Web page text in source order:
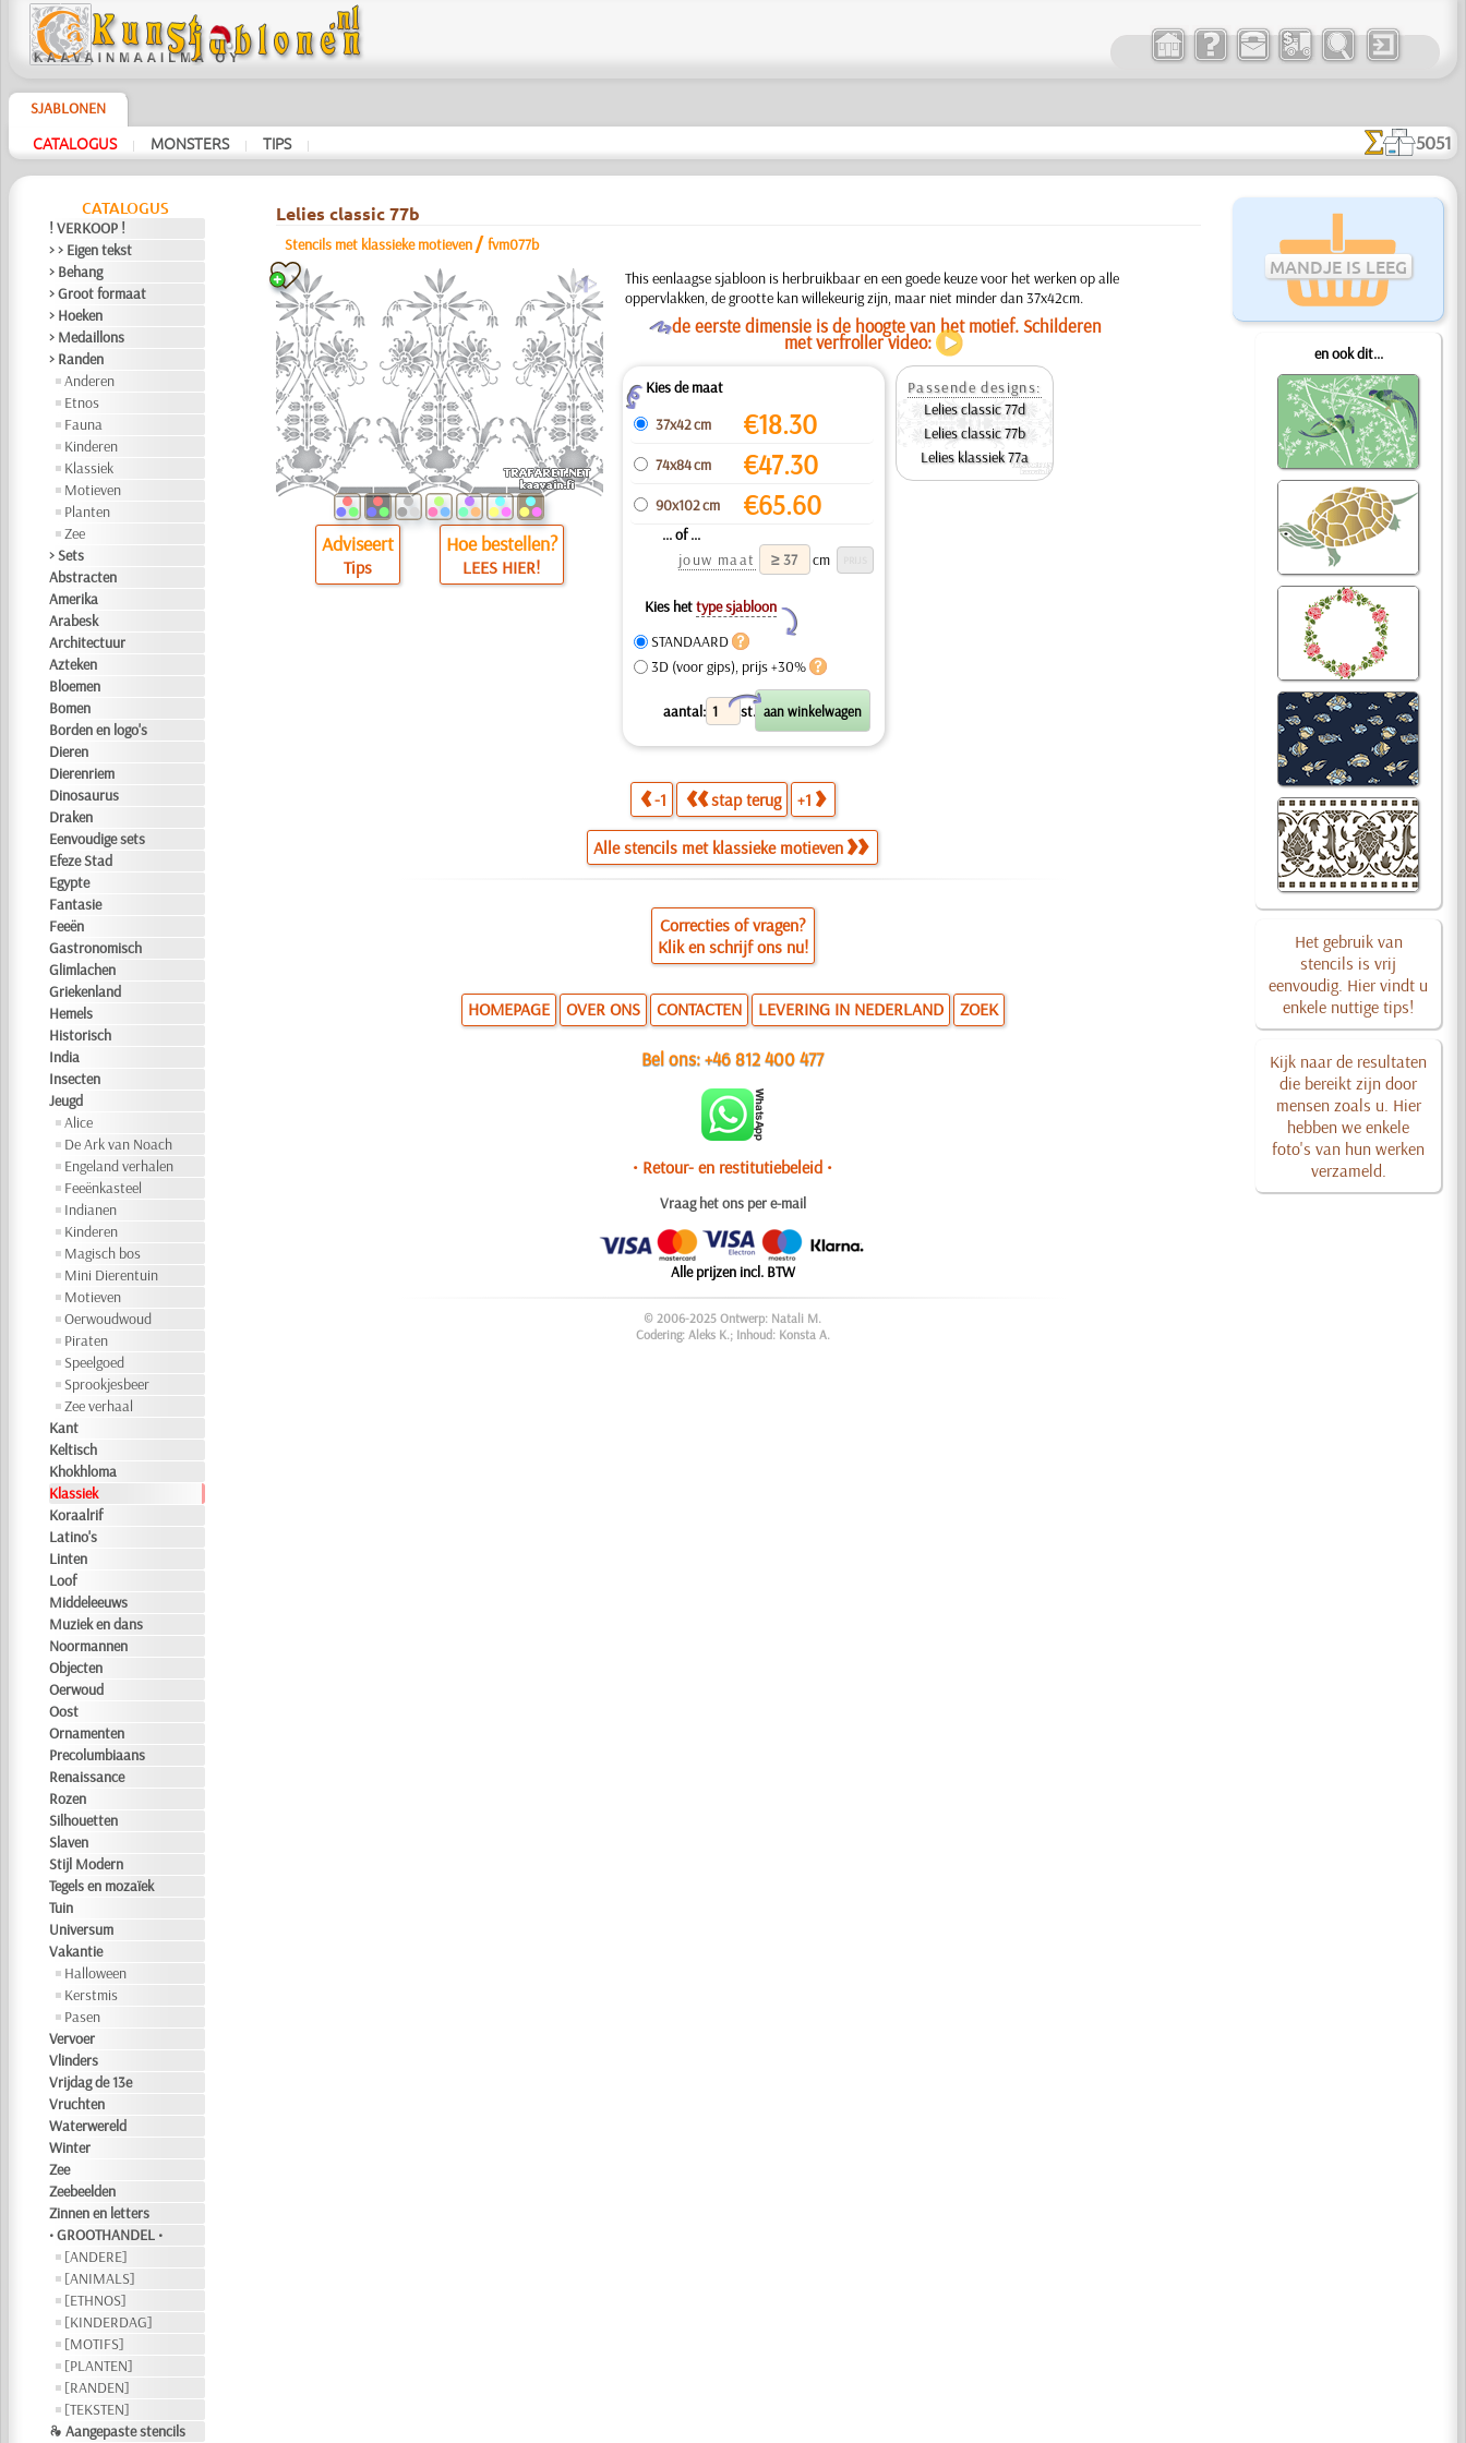
SJABLONEN
CATALOGUS | MONSTERS | TIPS | 5051
CATALOGUS
! VERKOOP !
> > Eigen tekst
> Behang
> Groot formaat
> Hoeken
> Medaillons
> Randen
Anderen
Etnos
Fauna
Kinderen
Klassiek
Motieven
Planten
Zee
> Sets
Abstracten
Amerika
Arabesk
Architectuur
Azteken
Bloemen
Bomen
Borden en logo's
Dieren
Dierenriem
Dinosaurus
Draken
Eenvoudige sets
Efeze Stad
Egypte
Fantasie
Feeën
Gastronomisch
Glimlachen
Griekenland
Hemels
Historisch
India
Insecten
Jeugd
Alice
De Ark van Noach
Engeland verhalen
Feeënkasteel
Indianen
Kinderen
Magisch bos
Mini Dierentuin
Motieven
Oerwoudwoud
Piraten
Speelgoed
Sprookjesbeer
Zee verhaal
Kant
Keltisch
Khokhloma
Klassiek
Koraalrif
Latino's
Linten
Loof
Middeleeuws
Muziek en dans
Noormannen
Objecten
Oerwoud
Oost
Ornamenten
Precolumbiaans
Renaissance
Rozen
Silhouetten
Slaven
Stijl Modern
Tegels en mozaïek
Tuin
Universum
Vakantie
Halloween
Kerstmis
Pasen
Vervoer
Vlinders
Vrijdag de 13e
Vruchten
Waterwereld
Winter
Zee
Zeebeelden
Zinnen en letters
• GROOTHANDEL •
[ANDERE]
[ANIMALS]
[ETHNOS]
[KINDERDAG]
[MOTIFS]
[PLANTEN]
[RANDEN]
[TEKSTEN]
❧ Aangepaste stencils
MANDJE IS LEEG
en ook dit...
Het gebruik van
stencils is vrij
eenvoudig. Hier vindt u
enkele nuttige tips!
Kijk naar de resultaten
die bereikt zijn door
mensen zoals u. Hier
hebben we enkele
foto's van hun werken
verzameld.
Lelies classic 77b
Stencils met klassieke motieven /fvm077b
a
Adviseert
Tips
Hoe bestellen?
LEES HIER!
This eenlaagse sjabloon is herbruikbaar en een goede keuze voor het werken op alle
oppervlakken, de grootte kan willekeurig zijn, maar niet minder dan 37x42cm.
Ode eerste dimensie is de hoogte van het motief. Schilderen
met verfroller video:
ZKies de maat
37x42 cm
€18.30
74x84 cm €47.30
90x102 cm €65.60
... of ...
jouw maat
cm
Kies hettype sjabloon
Y
STANDAARD
3D (voor gips), prijs +30%
aantal: st.
X
Passende designs:
Lelies classic 77d
Lelies classic 77b
Lelies klassiek 77a
-1 stap terug +1
Alle stencils met klassieke motieven
Correcties of vragen?
Klik en schrijf ons nu!
HOMEPAGE OVER ONS CONTACTEN LEVERING IN NEDERLAND ZOEK
Bel ons:+46 812 400 477
• Retour- en restitutiebeleid •
Vraag het ons per e-mail
Alle prijzen incl. BTW
© 2006-2025 Ontwerp: Natali M.
Codering: Aleks K.; Inhoud: Konsta A.